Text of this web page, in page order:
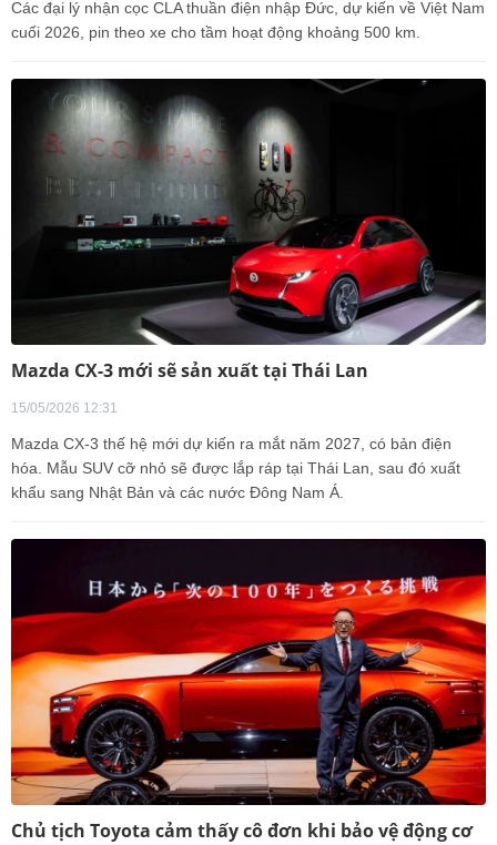
Các đại lý nhận cọc CLA thuần điện nhập Đức, dự kiến về Việt Nam
cuối 2026, pin theo xe cho tầm hoạt động khoảng 500 km.
Mazda CX-3 mới sẽ sản xuất tại Thái Lan
15/05/2026 12:31
Mazda CX-3 thế hệ mới dự kiến ra mắt năm 2027, có bản điện
hóa. Mẫu SUV cỡ nhỏ sẽ được lắp ráp tại Thái Lan, sau đó xuất
khẩu sang Nhật Bản và các nước Đông Nam Á.
Chủ tịch Toyota cảm thấy cô đơn khi bảo vệ động cơ